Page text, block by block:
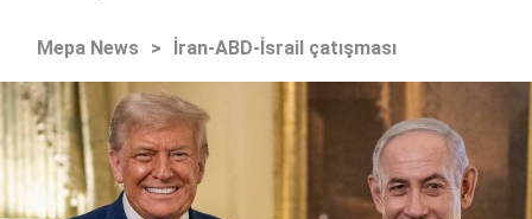
Mepa News > İran-ABD-İsrail çatışması